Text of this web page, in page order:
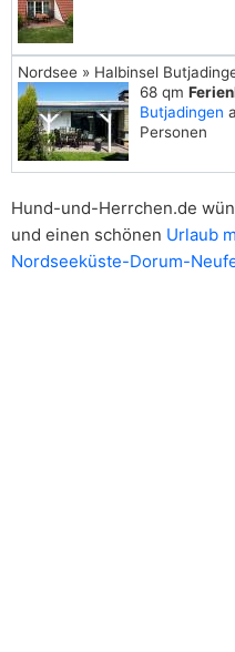
Nordsee » Halbinsel
68 qm
Butjadingen
Personen
Hund-und-Herrchen.de
und einen schönen Urlaub
Nordseeküste-Dorum-